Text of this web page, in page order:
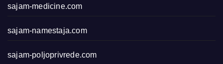
sajam-medicine.com
sajam-namestaja.com
sajam-poljoprivrede.com